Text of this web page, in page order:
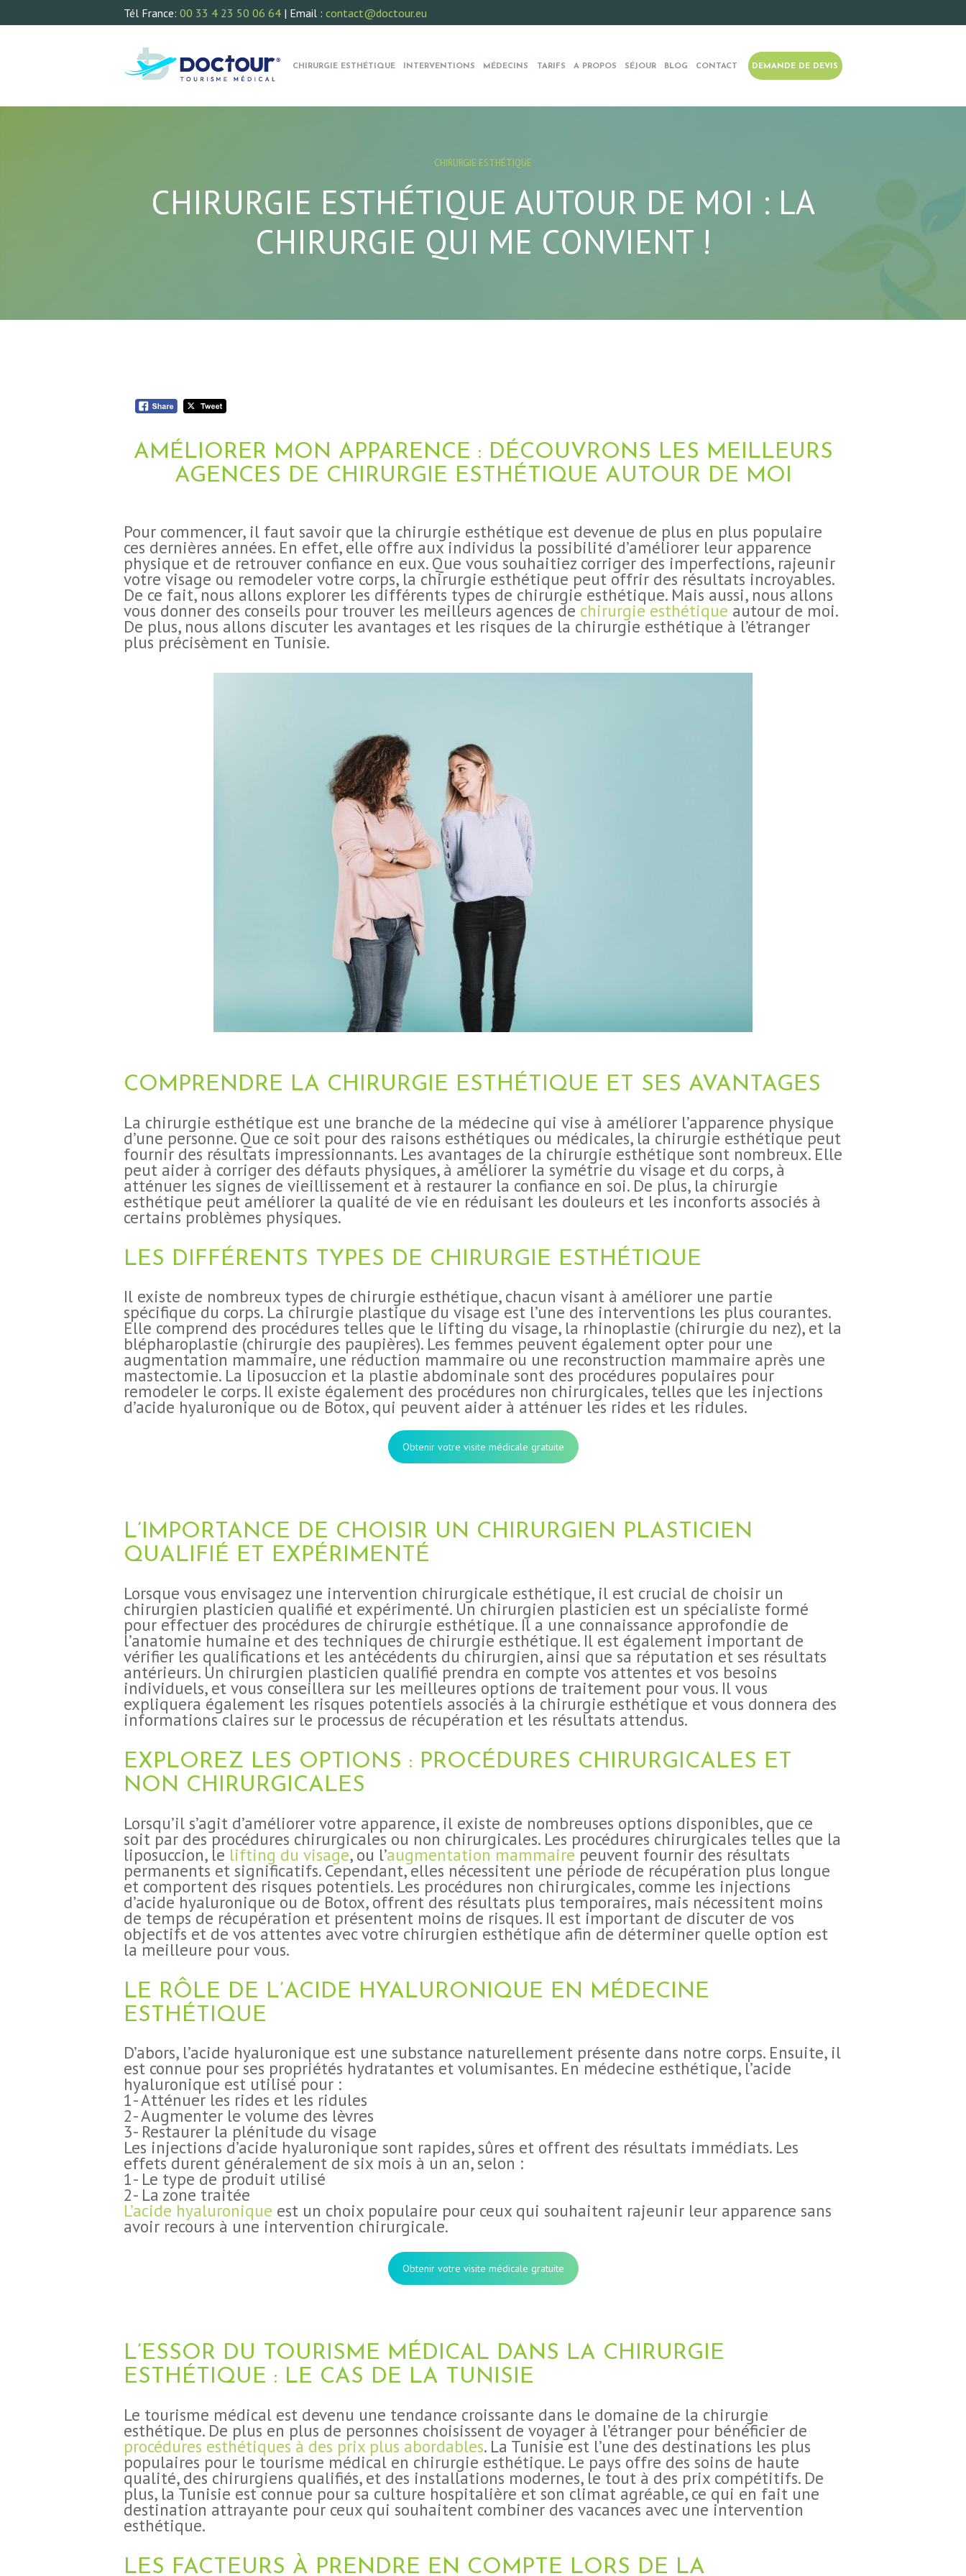
Tél France: 00 33 4 23 50 06 64 | Email : contact@doctour.eu
CHIRURGIE ESTHÉTIQUE INTERVENTIONS MÉDECINS TARIFS A PROPOS SÉJOUR BLOG CONTACT DEMANDE DE DEVIS
CHIRURGIE ESTHÉTIQUE
CHIRURGIE ESTHÉTIQUE AUTOUR DE MOI : LA
CHIRURGIE QUI ME CONVIENT !
CHIRURGIE
ESTHÉTIQUE
A PROPOS
DEMANDE DE
AMÉLIORER MON APPARENCE : DÉCOUVRONS LES MEILLEURS
AGENCES DE CHIRURGIE ESTHÉTIQUE AUTOUR DE MOI
Pour commencer, il faut savoir que la chirurgie esthétique est devenue de plus en plus populaire
ces dernières années. En effet, elle offre aux individus la possibilité d’améliorer leur apparence
physique et de retrouver confiance en eux. Que vous souhaitiez corriger des imperfections, rajeunir
votre visage ou remodeler votre corps, la chirurgie esthétique peut offrir des résultats incroyables.
De ce fait, nous allons explorer les différents types de chirurgie esthétique. Mais aussi, nous allons
vous donner des conseils pour trouver les meilleurs agences de chirurgie esthétique autour de moi.
De plus, nous allons discuter les avantages et les risques de la chirurgie esthétique à l’étranger
plus précisèment en Tunisie.
COMPRENDRE LA CHIRURGIE ESTHÉTIQUE ET SES AVANTAGES
La chirurgie esthétique est une branche de la médecine qui vise à améliorer l’apparence physique
d’une personne. Que ce soit pour des raisons esthétiques ou médicales, la chirurgie esthétique peut
fournir des résultats impressionnants. Les avantages de la chirurgie esthétique sont nombreux. Elle
peut aider à corriger des défauts physiques, à améliorer la symétrie du visage et du corps, à
atténuer les signes de vieillissement et à restaurer la confiance en soi. De plus, la chirurgie
esthétique peut améliorer la qualité de vie en réduisant les douleurs et les inconforts associés à
certains problèmes physiques.
LES DIFFÉRENTS TYPES DE CHIRURGIE ESTHÉTIQUE
Il existe de nombreux types de chirurgie esthétique, chacun visant à améliorer une partie
spécifique du corps. La chirurgie plastique du visage est l’une des interventions les plus courantes.
Elle comprend des procédures telles que le lifting du visage, la rhinoplastie (chirurgie du nez), et la
blépharoplastie (chirurgie des paupières). Les femmes peuvent également opter pour une
augmentation mammaire, une réduction mammaire ou une reconstruction mammaire après une
mastectomie. La liposuccion et la plastie abdominale sont des procédures populaires pour
remodeler le corps. Il existe également des procédures non chirurgicales, telles que les injections
d’acide hyaluronique ou de Botox, qui peuvent aider à atténuer les rides et les ridules.
Obtenir votre visite médicale gratuite
L’IMPORTANCE DE CHOISIR UN CHIRURGIEN PLASTICIEN
QUALIFIÉ ET EXPÉRIMENTÉ
Lorsque vous envisagez une intervention chirurgicale esthétique, il est crucial de choisir un
chirurgien plasticien qualifié et expérimenté. Un chirurgien plasticien est un spécialiste formé
pour effectuer des procédures de chirurgie esthétique. Il a une connaissance approfondie de
l’anatomie humaine et des techniques de chirurgie esthétique. Il est également important de
vérifier les qualifications et les antécédents du chirurgien, ainsi que sa réputation et ses résultats
antérieurs. Un chirurgien plasticien qualifié prendra en compte vos attentes et vos besoins
individuels, et vous conseillera sur les meilleures options de traitement pour vous. Il vous
expliquera également les risques potentiels associés à la chirurgie esthétique et vous donnera des
informations claires sur le processus de récupération et les résultats attendus.
EXPLOREZ LES OPTIONS : PROCÉDURES CHIRURGICALES ET
NON CHIRURGICALES
Lorsqu’il s’agit d’améliorer votre apparence, il existe de nombreuses options disponibles, que ce
soit par des procédures chirurgicales ou non chirurgicales. Les procédures chirurgicales telles que la
liposuccion, le lifting du visage, ou l’augmentation mammaire peuvent fournir des résultats
permanents et significatifs. Cependant, elles nécessitent une période de récupération plus longue
et comportent des risques potentiels. Les procédures non chirurgicales, comme les injections
d’acide hyaluronique ou de Botox, offrent des résultats plus temporaires, mais nécessitent moins
de temps de récupération et présentent moins de risques. Il est important de discuter de vos
objectifs et de vos attentes avec votre chirurgien esthétique afin de déterminer quelle option est
la meilleure pour vous.
LE RÔLE DE L’ACIDE HYALURONIQUE EN MÉDECINE
ESTHÉTIQUE
D’abors, l’acide hyaluronique est une substance naturellement présente dans notre corps. Ensuite, il
est connue pour ses propriétés hydratantes et volumisantes. En médecine esthétique, l’acide
hyaluronique est utilisé pour :
1- Atténuer les rides et les ridules
2- Augmenter le volume des lèvres
3- Restaurer la plénitude du visage
Les injections d’acide hyaluronique sont rapides, sûres et offrent des résultats immédiats. Les
effets durent généralement de six mois à un an, selon :
1- Le type de produit utilisé
2- La zone traitée
L’acide hyaluronique est un choix populaire pour ceux qui souhaitent rajeunir leur apparence sans
avoir recours à une intervention chirurgicale.
Obtenir votre visite médicale gratuite
L’ESSOR DU TOURISME MÉDICAL DANS LA CHIRURGIE
ESTHÉTIQUE : LE CAS DE LA TUNISIE
Le tourisme médical est devenu une tendance croissante dans le domaine de la chirurgie
esthétique. De plus en plus de personnes choisissent de voyager à l’étranger pour bénéficier de
procédures esthétiques à des prix plus abordables. La Tunisie est l’une des destinations les plus
populaires pour le tourisme médical en chirurgie esthétique. Le pays offre des soins de haute
qualité, des chirurgiens qualifiés, et des installations modernes, le tout à des prix compétitifs. De
plus, la Tunisie est connue pour sa culture hospitalière et son climat agréable, ce qui en fait une
destination attrayante pour ceux qui souhaitent combiner des vacances avec une intervention
esthétique.
LES FACTEURS À PRENDRE EN COMPTE LORS DE LA